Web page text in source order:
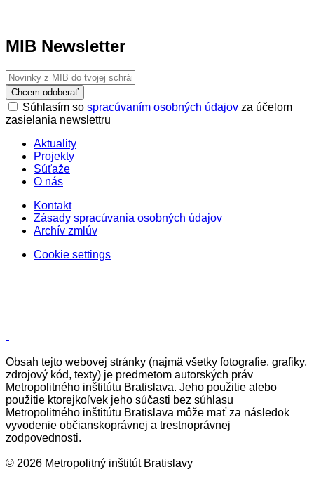
MIB Newsletter
Chcem odoberať
Súhlasím so spracúvaním osobných údajov za účelom
zasielania newslettru
Aktuality
Projekty
Súťaže
O nás
Kontakt
Zásady spracúvania osobných údajov
Archív zmlúv
Cookie settings
Obsah tejto webovej stránky (najmä všetky fotografie, grafiky,
zdrojový kód, texty) je predmetom autorských práv
Metropolitného inštitútu Bratislava. Jeho použitie alebo
použitie ktorejkoľvek jeho súčasti bez súhlasu
Metropolitného inštitútu Bratislava môže mať za následok
vyvodenie občianskoprávnej a trestnoprávnej
zodpovednosti.
© 2026 Metropolitný inštitút Bratislavy